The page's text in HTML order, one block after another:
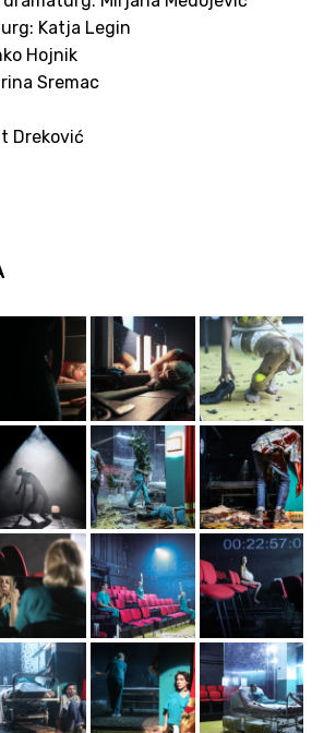
Katja Legin
Hojnik
Sremac
Dreković